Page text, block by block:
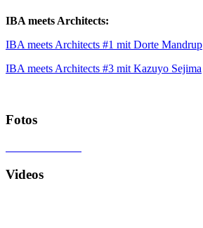
IBA meets Architects:
IBA meets Architects #1 mit Dorte Mandrup
IBA meets Architects #3 mit Kazuyo Sejima
Fotos
Videos